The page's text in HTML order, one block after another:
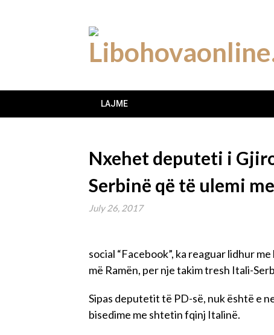
LAJME
Nxehet deputeti i
Serbinë që të ulemi
July 26, 2017
social “Facebook”, ka reaguar lidhur
më Ramën, per nje takim tresh Itali-
Sipas deputetit të PD-së, nuk është e
bisedime me shtetin fqinj Italinë.